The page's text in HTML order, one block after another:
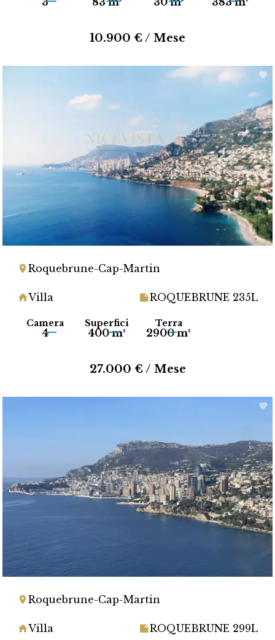
10.900 € / Mese
Roquebrune-Cap-Martin
Villa ROQUEBRUNE 235L
Camera
4
Superfici
400 m²
Terra
2900 m²
27.000 € / Mese
Roquebrune-Cap-Martin
Villa ROQUEBRUNE 299L